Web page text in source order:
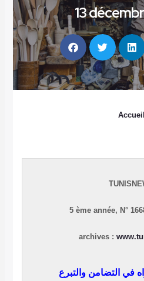
13
Accueil
5 ème année, N°
archives :
في التضامن والتبرع